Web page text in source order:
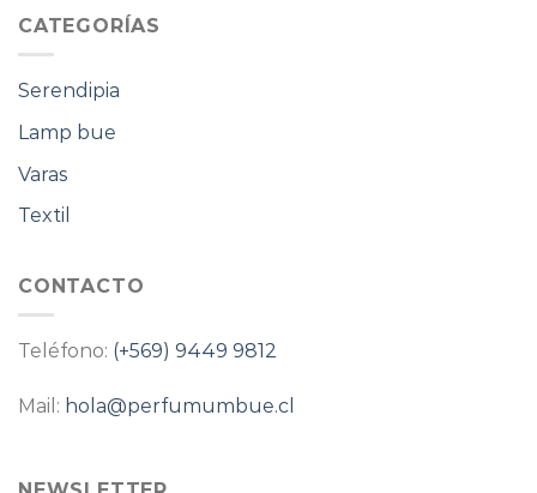
CATEGORÍAS
Serendipia
Lamp bue
Varas
Textil
CONTACTO
Teléfono: (+569) 9449 9812
Mail: hola@perfumumbue.cl